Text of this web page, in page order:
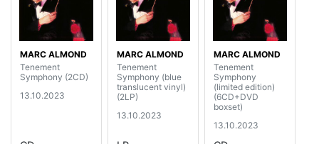
MARC ALMOND
Tenement
Symphony (2CD)
13.10.2023
MARC ALMOND
Tenement
Symphony (blue
translucent vinyl)
(2LP)
13.10.2023
MARC ALMOND
Tenement
Symphony
(limited edition)
(6CD+DVD
boxset)
13.10.2023